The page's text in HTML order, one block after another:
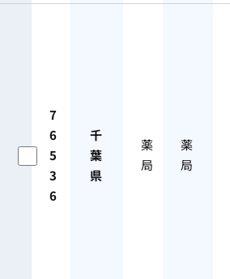
7
6
5
3
6
千
葉
県
薬
局
薬
局